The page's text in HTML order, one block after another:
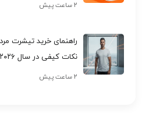
۲ ساعت پیش
راهنمای خرید تیشرت
نکات کیفی در سال ۲۰۲۶
۲ ساعت پیش